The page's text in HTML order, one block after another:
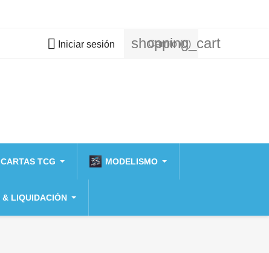
 Iniciar sesión shopping_cart
Carrito (0)
TCG MODELISMO
& LIQUIDACIÓN